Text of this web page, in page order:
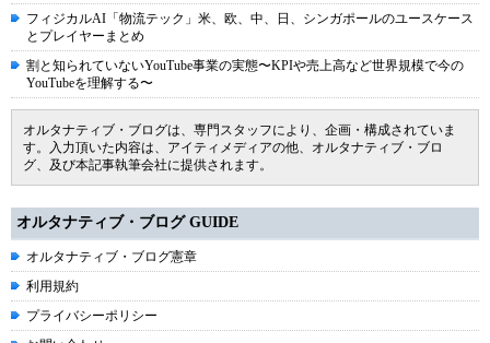
フィジカルAI「物流テック」米、欧、中、日、シンガポールのユースケース
とプレイヤーまとめ
割と知られていないYouTube事業の実態〜KPIや売上高など世界規模で今の
YouTubeを理解する〜
オルタナティブ・ブログは、専門スタッフにより、企画・構成されていま
す。入力頂いた内容は、アイティメディアの他、オルタナティブ・ブロ
グ、及び本記事執筆会社に提供されます。
オルタナティブ・ブログ GUIDE
オルタナティブ・ブログ憲章
利用規約
プライバシーポリシー